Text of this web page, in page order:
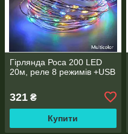
Гірлянда Роса 200 LED
20м, реле 8 режимів +USB
321 ₴
Купити